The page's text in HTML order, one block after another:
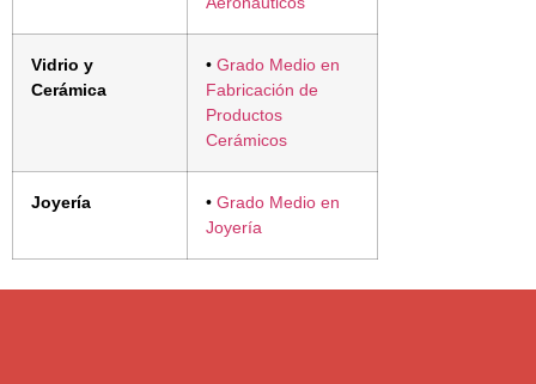
Vidrio y
Cerámica
• Grado Medio en
Fabricación de
Productos
Cerámicos
Joyería • Grado Medio en
Joyería